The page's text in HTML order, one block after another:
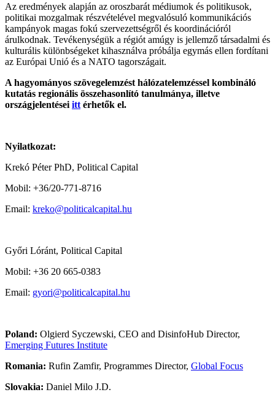
Az eredmények alapján az oroszbarát médiumok és politikusok,
politikai mozgalmak részvételével megvalósuló kommunikációs
kampányok magas fokú szervezettségről és koordinációról
árulkodnak. Tevékenységük a régiót amúgy is jellemző társadalmi és
kulturális különbségeket kihasználva próbálja egymás ellen fordítani
az Európai Unió és a NATO tagországait.
A hagyományos szövegelemzést hálózatelemzéssel kombináló
kutatás regionális összehasonlító tanulmánya, illetve
országjelentései itt érhetők el.
Nyilatkozat:
Krekó Péter PhD, Political Capital
Mobil: +36/20-771-8716
Email: kreko@politicalcapital.hu
Győri Lóránt, Political Capital
Mobil: +36 20 665-0383
Email: gyori@politicalcapital.hu
Poland: Olgierd Syczewski, CEO and DisinfoHub Director,
Emerging Futures Institute
Romania: Rufin Zamfir, Programmes Director, Global Focus
Slovakia: Daniel Milo J.D.